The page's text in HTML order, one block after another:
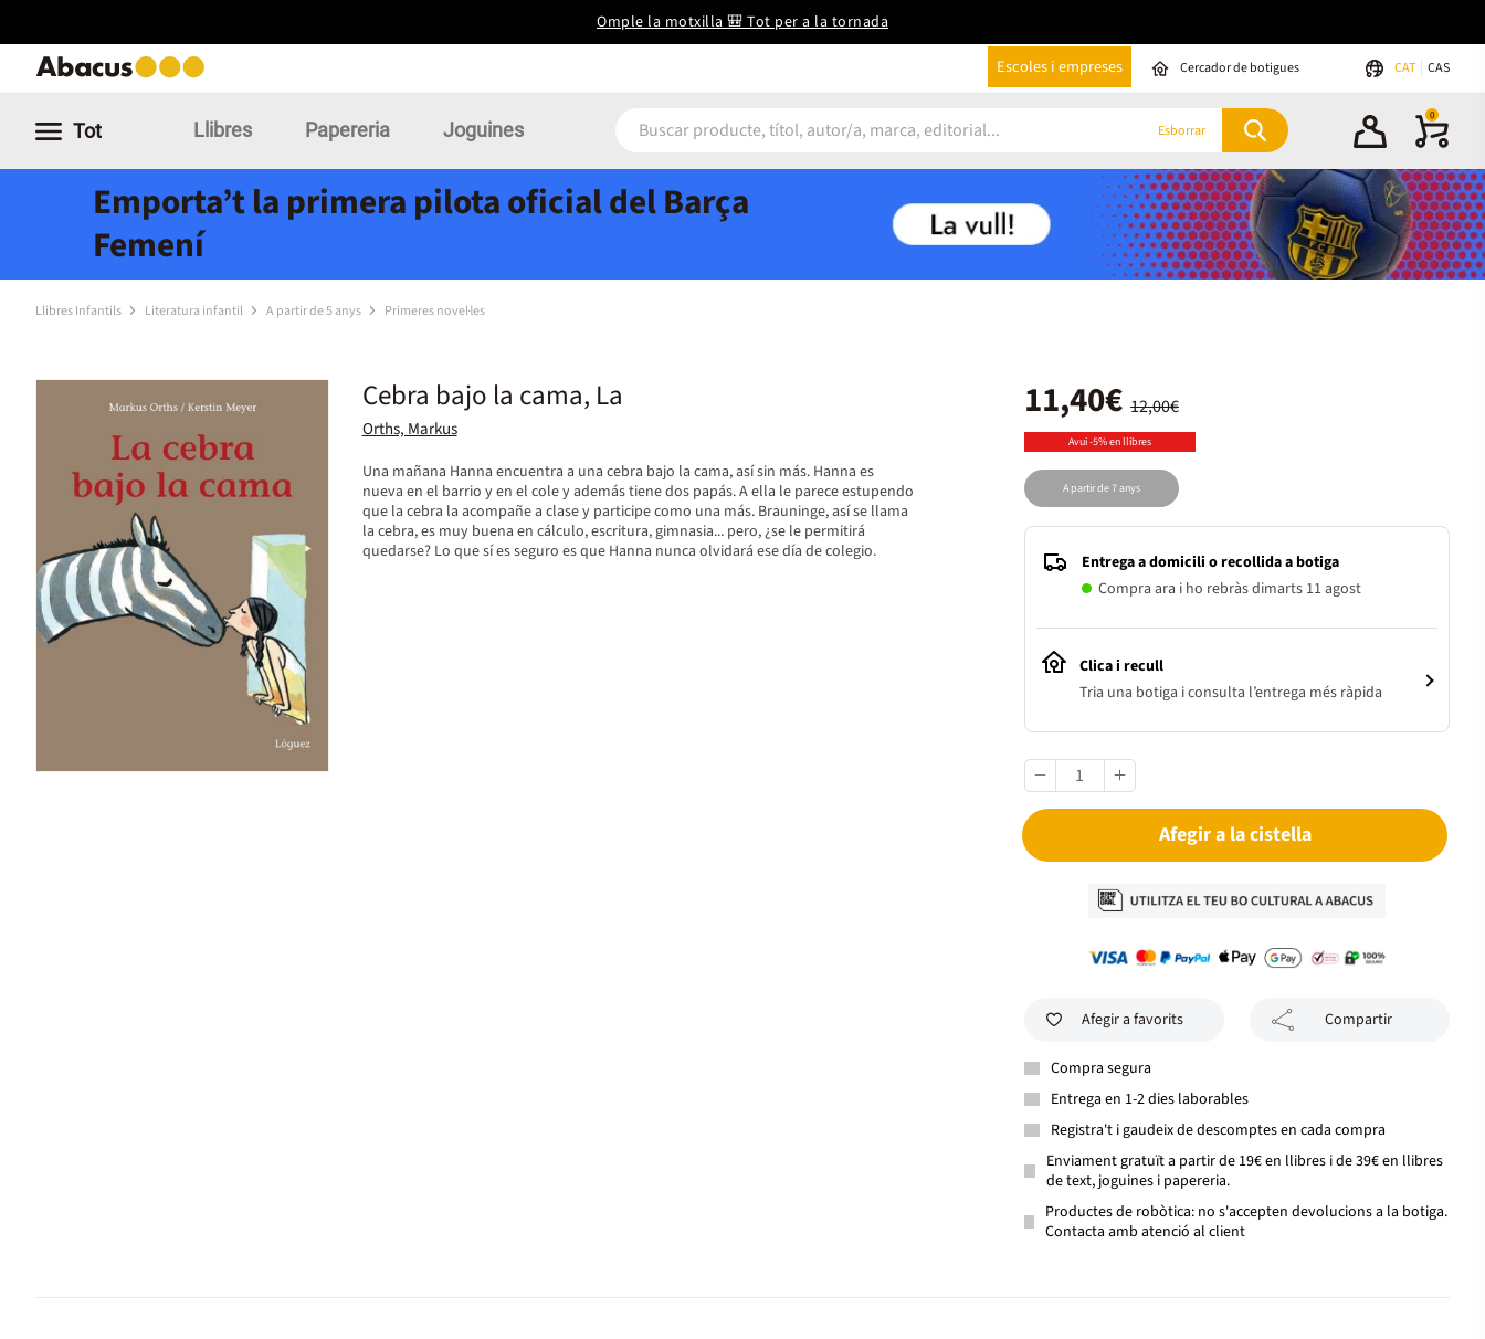
Omple la motxilla 🎒 Tot per a la tornada
Escoles i empreses Cercador de botigues CAT CAS
Tot Llibres Papereria Joguines Esborrar
0
Emporta’t la primera pilota oficial del Barça
Femení
Llibres Infantils Literatura infantil A partir de 5 anys Primeres novel·les
Cebra bajo la cama, La
Orths, Markus
Una mañana Hanna encuentra a una cebra bajo la cama, así sin más. Hanna es
nueva en el barrio y en el cole y además tiene dos papás. A ella le parece estupendo
que la cebra la acompañe a clase y participe como una más. Brauninge, así se llama
la cebra, es muy buena en cálculo, escritura, gimnasia... pero, ¿se le permitirá
quedarse? Lo que sí es seguro es que Hanna nunca olvidará ese día de colegio.
12,00€
11,40€
Avui -5% en llibres
A partir de 7 anys
Entrega a domicili o recollida a botiga
Compra ara i ho rebràs dimarts 11 agost
Clica i recull
Tria una botiga i consulta l’entrega més ràpida
Afegir a la cistella
Afegir a favorits Compartir
Compra segura
Entrega en 1-2 dies laborables
Registra't i gaudeix de descomptes en cada compra
Enviament gratuït a partir de 19€ en llibres i de 39€ en llibres
de text, joguines i papereria.
Productes de robòtica: no s'accepten devolucions a la botiga.
Contacta amb atenció al client